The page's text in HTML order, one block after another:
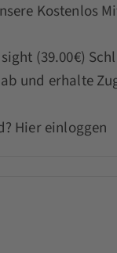
Kostenlos
(39.00€)
und erhalte
Hier einloggen